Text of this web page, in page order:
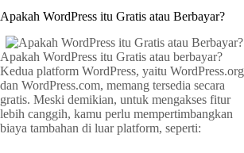
Apakah WordPress itu Gratis atau Berbayar?
Apakah WordPress itu Gratis atau berbayar?
Kedua platform WordPress, yaitu WordPress.org
dan WordPress.com, memang tersedia secara
gratis. Meski demikian, untuk mengakses fitur
lebih canggih, kamu perlu mempertimbangkan
biaya tambahan di luar platform, seperti: